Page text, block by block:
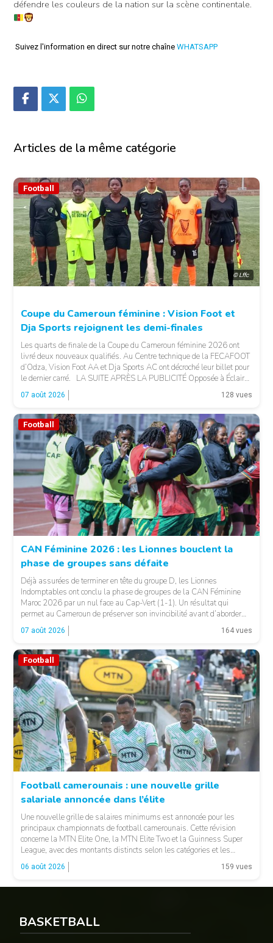
défendre les couleurs de la nation sur la scène continentale.
Suivez l'information en direct sur notre chaîne WHATSAPP
Articles de la même catégorie
© Lffc
Football
Coupe du Cameroun féminine : Vision Foot et
Dja Sports rejoignent les demi-finales
Les quarts de finale de la Coupe du Cameroun féminine 2026 ont
livré deux nouveaux qualifiés. Au Centre technique de la FECAFOOT
d’Odza, Vision Foot AA et Dja Sports AC ont décroché leur billet pour
le dernier carré. LA SUITE APRÈS LA PUBLICITÉ Opposée à Éclair
FF, Vision Foot a dû patienter jusqu’à la […]
07 août 2026 128 vues
Football
CAN Féminine 2026 : les Lionnes bouclent la
phase de groupes sans défaite
Déjà assurées de terminer en tête du groupe D, les Lionnes
Indomptables ont conclu la phase de groupes de la CAN Féminine
Maroc 2026 par un nul face au Cap-Vert (1-1). Un résultat qui
permet au Cameroun de préserver son invincibilité avant d’aborder
les choses sérieuses. Les Camerounaises ont rapidement pris le
contrôle des opérations […]
07 août 2026 164 vues
Football
Football camerounais : une nouvelle grille
salariale annoncée dans l’élite
Une nouvelle grille de salaires minimums est annoncée pour les
principaux championnats de football camerounais. Cette révision
concerne la MTN Elite One, la MTN Elite Two et la Guinness Super
League, avec des montants distincts selon les catégories et les
fonctions. LA SUITE APRÈS LA PUBLICITÉ Selon les informations
relayées par Allez Les Lions, […]
06 août 2026 159 vues
BASKETBALL